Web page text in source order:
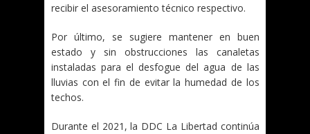
recibir el asesoramiento técnico respectivo.
Por último, se sugiere mantener en buen
estado y sin obstrucciones las canaletas
instaladas para el desfogue del agua de las
lluvias con el fin de evitar la humedad de los
techos.
Durante el 2021, la DDC La Libertad continúa